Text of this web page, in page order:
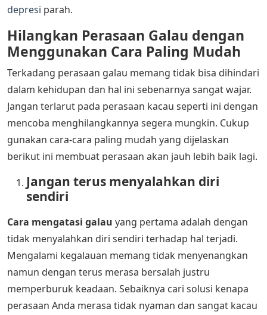
depresi parah.
Hilangkan Perasaan Galau dengan
Menggunakan Cara Paling Mudah
Terkadang perasaan galau memang tidak bisa dihindari
dalam kehidupan dan hal ini sebenarnya sangat wajar.
Jangan terlarut pada perasaan kacau seperti ini dengan
mencoba menghilangkannya segera mungkin. Cukup
gunakan cara-cara paling mudah yang dijelaskan
berikut ini membuat perasaan akan jauh lebih baik lagi.
Jangan terus menyalahkan diri
sendiri
Cara mengatasi galau yang pertama adalah dengan
tidak menyalahkan diri sendiri terhadap hal terjadi.
Mengalami kegalauan memang tidak menyenangkan
namun dengan terus merasa bersalah justru
memperburuk keadaan. Sebaiknya cari solusi kenapa
perasaan Anda merasa tidak nyaman dan sangat kacau